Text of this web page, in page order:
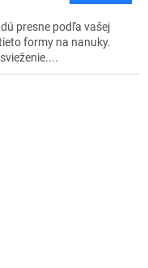
presne podľa vašej
formy na nanuky.